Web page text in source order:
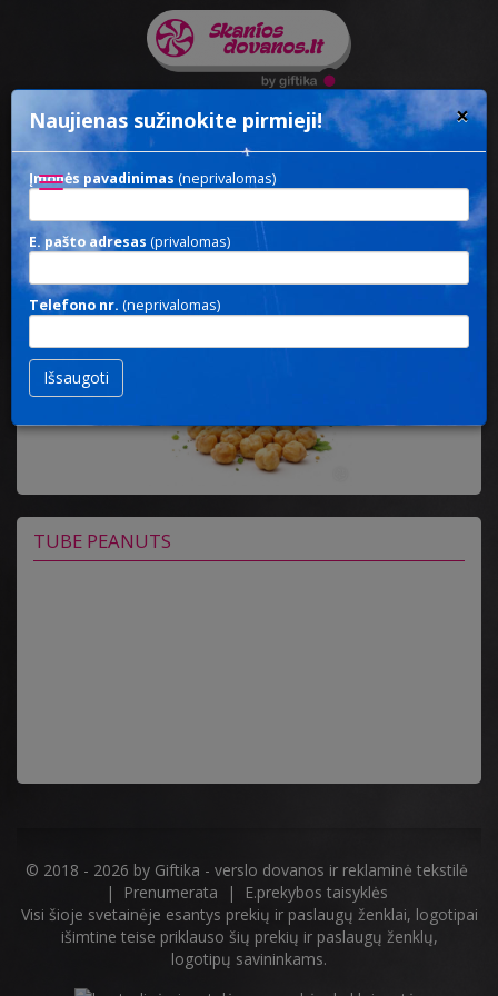
Toggle
TUBE CHICKPEAS
TUBE PEANUTS
© 2018 - 2026 by Giftika - verslo dovanos ir reklaminė tekstilė
|
Prenumerata |
E.prekybos taisyklės
Visi šioje svetainėje esantys prekių ir paslaugų ženklai, logotipai
išimtine teise priklauso šių prekių ir paslaugų ženklų,
logotipų savininkams.
×
Naujienas sužinokite pirmieji!
Įmonės pavadinimas (neprivalomas)
E. pašto adresas (privalomas)
Telefono nr. (neprivalomas)